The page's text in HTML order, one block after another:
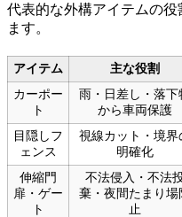
代表的な外構アイテムの
ます。
アイテム 主な役割
カーポー
ト
雨・日差し・落下
から車両保護
目隠しフ
ェンス
視線カット・境界
明確化
伸縮門
扉・ゲー
ト
不法侵入・不法
棄・夜間たまり場
止